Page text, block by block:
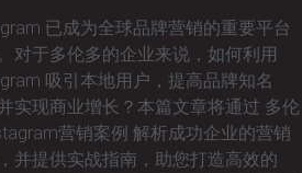
已成为全球品牌营销的重要平台
对于多伦多的企业来说，如何利用
吸引本地用户，提高品牌知名
实现商业增长？本篇文章将通过 多伦
营销案例 解析成功企业的营销
并提供实战指南，助您打造高效的